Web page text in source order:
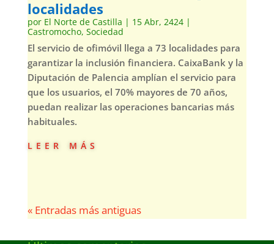
localidades
por El Norte de Castilla | 15 Abr, 2424|
Castromocho, Sociedad
El servicio de ofimóvil llega a 73 localidades para
garantizar la inclusión financiera. CaixaBank y la
Diputación de Palencia amplían el servicio para
que los usuarios, el 70% mayores de 70 años,
puedan realizar las operaciones bancarias más
habituales.
leer más
« Entradas más antiguas